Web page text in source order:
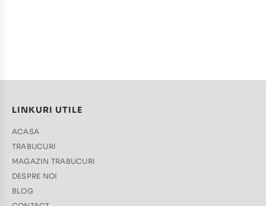
LINKURI UTILE
ACASA
TRABUCURI
MAGAZIN TRABUCURI
DESPRE NOI
BLOG